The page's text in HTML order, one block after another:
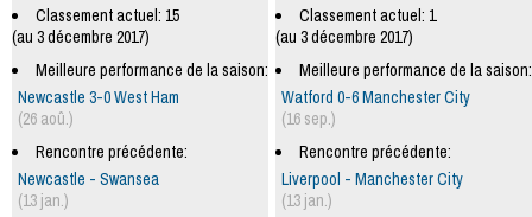
Classement actuel: 1
(au 3 décembre 2017)
Meilleure performance de la saison:
Watford 0-6 Manchester City
(16 sep.)
Rencontre précédente:
Liverpool - Manchester City
(13 jan.)
Classement actuel: 15
(au 3 décembre 2017)
Meilleure performance de la saison:
Newcastle 3-0 West Ham
(26 aoû.)
Rencontre précédente:
Newcastle - Swansea
(13 jan.)